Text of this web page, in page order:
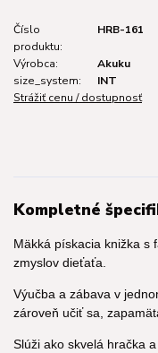
Číslo
produktu:
HRB-161
Výrobca:
Akuku
size_system:
INT
Strážiť cenu / dostupnosť
Kompletné
Mäkká pískacia knižka s
zmyslov dieťaťa.
Výučba a zábava v
zároveň učiť sa,
Slúži ako skvelá hračka